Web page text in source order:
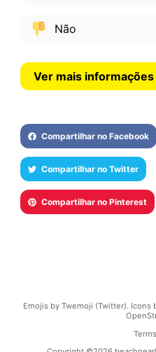
Não
Ver mais informações
Compartilhar no Facebook
Compartilhar no Twitter
Compartilhar no Pinterest
Emojis by Twemoji (Twitter).